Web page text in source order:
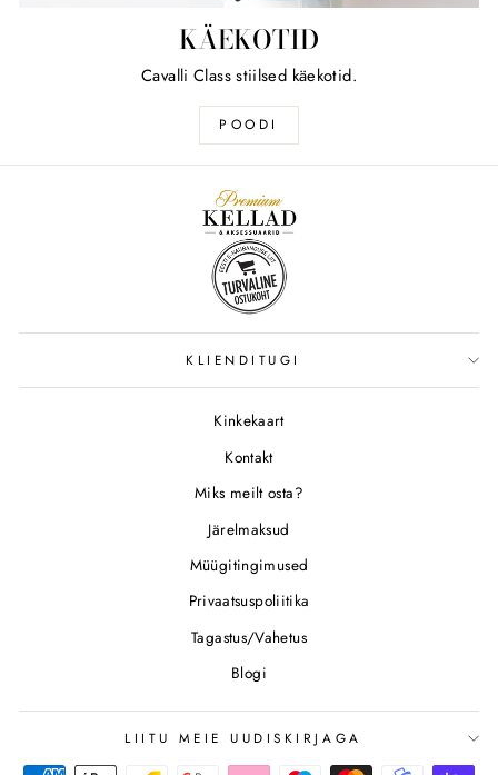
KÄEKOTID
Cavalli Class stiilsed käekotid.
POODI
KLIENDITUGI
Kinkekaart
Kontakt
Miks meilt osta?
Järelmaksud
Müügitingimused
Privaatsuspoliitika
Tagastus/Vahetus
Blogi
LIITU MEIE UUDISKIRJAGA